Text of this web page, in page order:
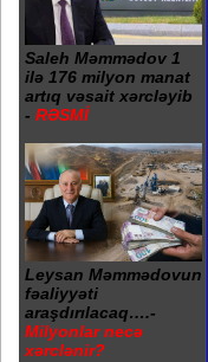
Saleh Məmmədov 1
ilə 176 milyon manat
artıq vəsait xərcləyib
- RƏSMİ
Leysan Məmmədovun
fəaliyyəti
araşdırılacaq….-
Milyonlar necə
xərclənir?